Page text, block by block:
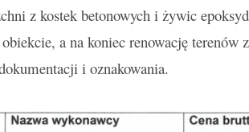
z kostek betonowych i żywic
a na koniec renowację terenów
i oznakowania.